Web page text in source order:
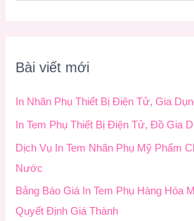
m
:
Bài viết mới
In Nhãn Phụ Thiết Bị Điện Tử, Gia
In Tem Phụ Thiết Bị Điện Tử, Đồ Gia
Dịch Vụ In Tem Nhãn Phụ Mỹ Phẩm
Nước
Bảng Báo Giá In Tem Phụ Hàng Hóa
Quyết Định Giá Thành